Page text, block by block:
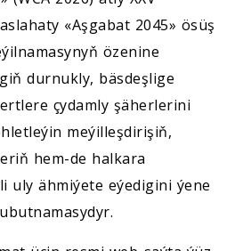
«Aşgabat 2045» ösüş
özenine
durnukly, bäsdeşlige
çydamly şäherlerini
meýilleşdirişiň,
hem-de halkara
uly ähmiýete eýedigini ýene